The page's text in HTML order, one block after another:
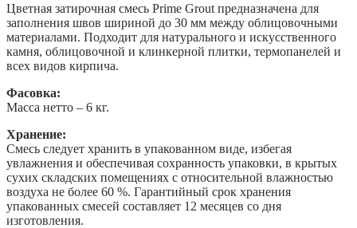
Цветная затирочная смесь Prime Grout предназначена для
заполнения швов шириной до 30 мм между облицовочными
материалами. Подходит для натурального и искусственного
камня, облицовочной и клинкерной плитки, термопанелей и
всех видов кирпича.
Фасовка:
Масса нетто – 6 кг.
Хранение:
Смесь следует хранить в упакованном виде, избегая
увлажнения и обеспечивая сохранность упаковки, в крытых
сухих складских помещениях с относительной влажностью
воздуха не более 60 %. Гарантийный срок хранения
упакованных смесей составляет 12 месяцев со дня
изготовления.